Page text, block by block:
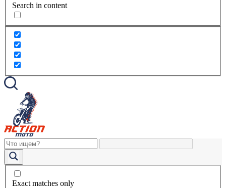
Search in content
Exact matches only